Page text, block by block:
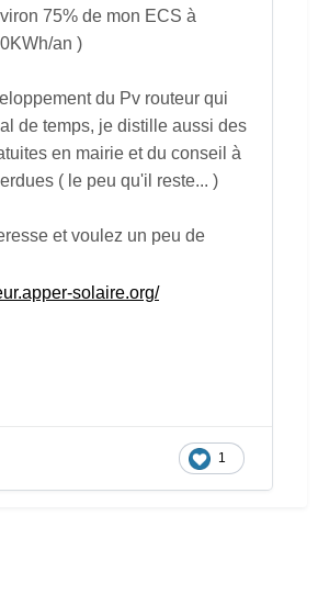
75% de mon ECS à
an )
du Pv routeur qui
de temps, je distille aussi des
en mairie et du conseil à
( le peu qu'il reste... )
et voulez un peu de
solaire.org/
1